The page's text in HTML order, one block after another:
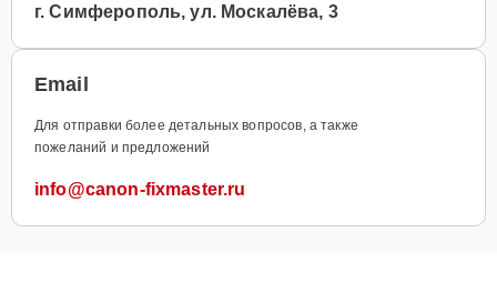
г. Симферополь, ул. Москалёва, 3
Email
Для отправки более детальных вопросов, а также
пожеланий и предложений
info@canon-fixmaster.ru